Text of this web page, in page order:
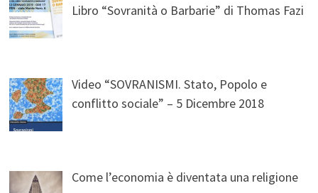
Libro “Sovranità o Barbarie” di Thomas Fazi
Video “SOVRANISMI. Stato, Popolo e
conflitto sociale” – 5 Dicembre 2018
Come l’economia è diventata una religione